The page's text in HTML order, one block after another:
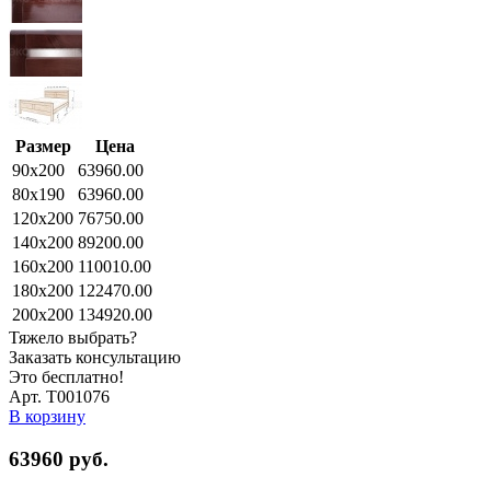
Размер
Цена
90x200
63960.00
80x190
63960.00
120x200 76750.00
140x200 89200.00
160x200 110010.00
180x200 122470.00
200x200 134920.00
Тяжело выбрать?
Заказать консультацию
Это бесплатно!
Арт. Т001076
В корзину
63960 руб.